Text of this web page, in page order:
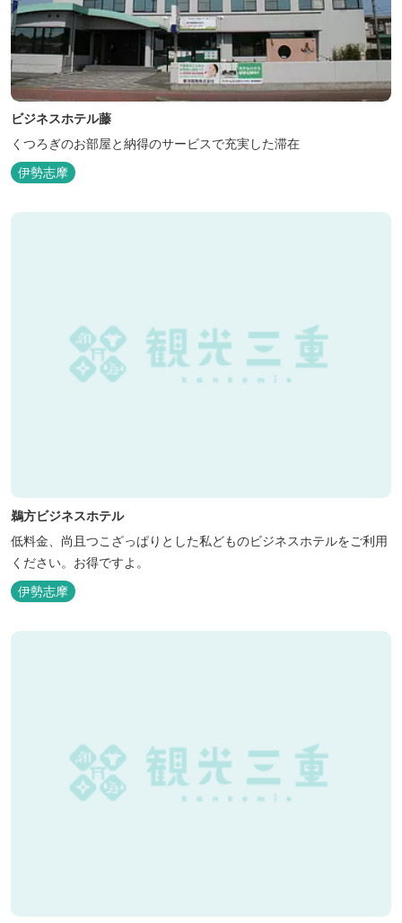
ビジネスホテル藤
くつろぎのお部屋と納得のサービスで充実した滞在
伊勢志摩
鵜方ビジネスホテル
低料金、尚且つこざっぱりとした私どものビジネスホテルをご利用
ください。お得ですよ。
伊勢志摩